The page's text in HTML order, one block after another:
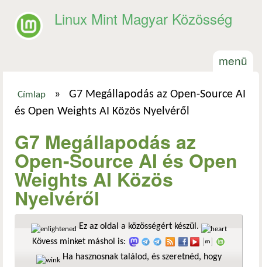
Linux Mint Magyar Közösség
menü
Jelenlegi hely
Címlap »
G7 Megállapodás az Open-Source AI
és Open Weights AI Közös Nyelvéről
G7 Megállapodás az
Open-Source AI és Open
Weights AI Közös
Nyelvéről
Ez az oldal a közösségért készül.
Kövess minket máshol is:
Ha hasznosnak találod, és szeretnéd, hogy